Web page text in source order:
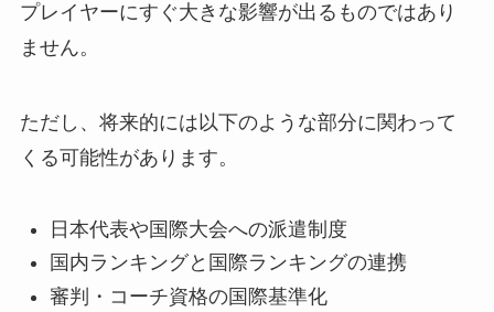
プレイヤーにすぐ大きな影響が出るものではあり
ません。
ただし、将来的には以下のような部分に関わって
くる可能性があります。
日本代表や国際大会への派遣制度
国内ランキングと国際ランキングの連携
審判・コーチ資格の国際基準化